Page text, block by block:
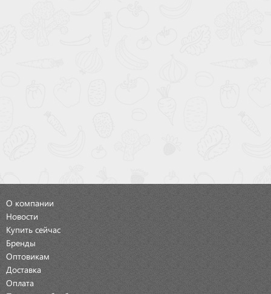
О компании
Новости
Купить сейчас
Бренды
Оптовикам
Доставка
Оплата